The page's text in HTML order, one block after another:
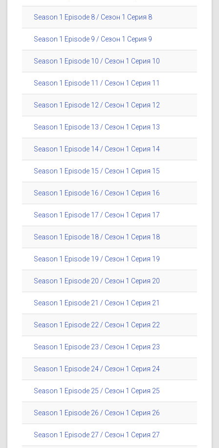
Season 1 Episode 8 / Сезон 1 Серия 8
Season 1 Episode 9 / Сезон 1 Серия 9
Season 1 Episode 10 / Сезон 1 Серия 10
Season 1 Episode 11 / Сезон 1 Серия 11
Season 1 Episode 12 / Сезон 1 Серия 12
Season 1 Episode 13 / Сезон 1 Серия 13
Season 1 Episode 14 / Сезон 1 Серия 14
Season 1 Episode 15 / Сезон 1 Серия 15
Season 1 Episode 16 / Сезон 1 Серия 16
Season 1 Episode 17 / Сезон 1 Серия 17
Season 1 Episode 18 / Сезон 1 Серия 18
Season 1 Episode 19 / Сезон 1 Серия 19
Season 1 Episode 20 / Сезон 1 Серия 20
Season 1 Episode 21 / Сезон 1 Серия 21
Season 1 Episode 22 / Сезон 1 Серия 22
Season 1 Episode 23 / Сезон 1 Серия 23
Season 1 Episode 24 / Сезон 1 Серия 24
Season 1 Episode 25 / Сезон 1 Серия 25
Season 1 Episode 26 / Сезон 1 Серия 26
Season 1 Episode 27 / Сезон 1 Серия 27